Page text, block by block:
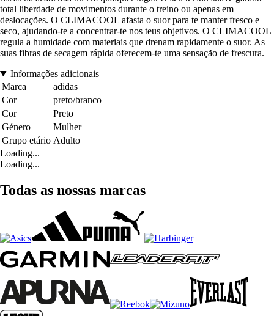
total liberdade de movimentos durante o treino ou apenas em
deslocações. O CLIMACOOL afasta o suor para te manter fresco e
seco, ajudando-te a concentrar-te nos teus objetivos. O CLIMACOOL
regula a humidade com materiais que drenam rapidamente o suor. As
suas fibras de secagem rápida oferecem-te uma sensação de frescura.
Informações adicionais
Marca
adidas
Cor
preto/branco
Cor
Preto
Género
Mulher
Grupo etário Adulto
Loading...
Loading...
Todas as nossas marcas